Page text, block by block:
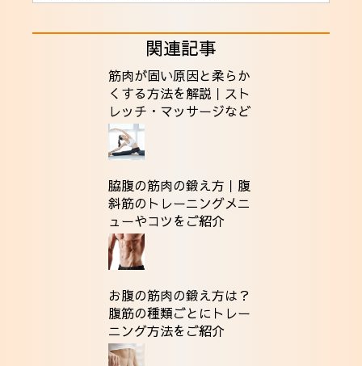
関連記事
筋肉が固い原因と柔らか
くする方法を解説｜スト
レッチ・マッサージなど
脇腹の筋肉の鍛え方｜腹
斜筋のトレーニングメニ
ューやコツをご紹介
お腹の筋肉の鍛え方は？
腹筋の種類ごとにトレー
ニング方法をご紹介